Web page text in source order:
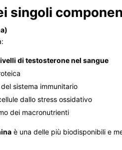
singoli
di testosterone nel sangue
sistema immunitario
dallo stress ossidativo
dei macronutrienti
è una delle più biodisponibili e